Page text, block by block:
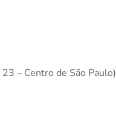
– Centro de São Paulo)